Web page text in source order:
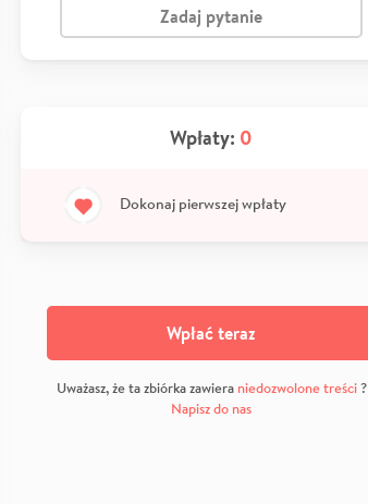
Zadaj pytanie
Wpłaty: 0
Dokonaj pierwszej wpłaty
Wpłać teraz
Uważasz, że ta zbiórka zawiera niedozwolone treści?
Napisz do nas